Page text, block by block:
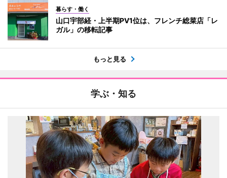
暮らす・働く
山口宇部経・上半期PV1位は、フレンチ総菜店「レ
ガル」の移転記事
もっと見る
学ぶ・知る